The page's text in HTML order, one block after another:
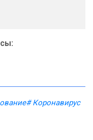
# Коронавирус